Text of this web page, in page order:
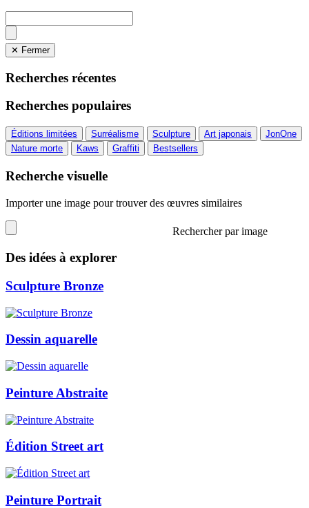
✕ Fermer
Recherches récentes
Recherches populaires
Éditions limitées Surréalisme Sculpture Art japonais
JonOne
Nature morte
Kaws Graffiti Bestsellers
Recherche visuelle
Importer une image pour trouver des œuvres similaires
Rechercher par image
Des idées à explorer
Sculpture Bronze
Dessin aquarelle
Peinture Abstraite
Édition Street art
Peinture Portrait